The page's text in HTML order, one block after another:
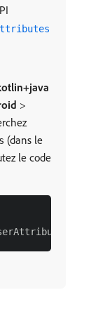
>
(dans le
le code